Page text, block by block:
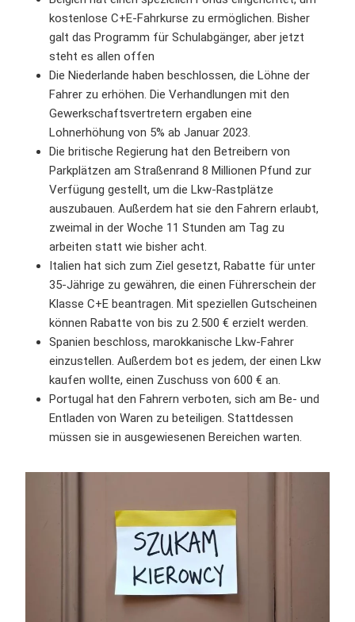
kostenlose C+E-Fahrkurse zu ermöglichen. Bisher
galt das Programm für Schulabgänger, aber jetzt
steht es allen offen
Die Niederlande haben beschlossen, die Löhne der
Fahrer zu erhöhen. Die Verhandlungen mit den
Gewerkschaftsvertretern ergaben eine
Lohnerhöhung von 5% ab Januar 2023.
Die britische Regierung hat den Betreibern von
Parkplätzen am Straßenrand 8 Millionen Pfund zur
Verfügung gestellt, um die Lkw-Rastplätze
auszubauen. Außerdem hat sie den Fahrern erlaubt,
zweimal in der Woche 11 Stunden am Tag zu
arbeiten statt wie bisher acht.
Italien hat sich zum Ziel gesetzt, Rabatte für unter
35-Jährige zu gewähren, die einen Führerschein der
Klasse C+E beantragen. Mit speziellen Gutscheinen
können Rabatte von bis zu 2.500 € erzielt werden.
Spanien beschloss, marokkanische Lkw-Fahrer
einzustellen. Außerdem bot es jedem, der einen Lkw
kaufen wollte, einen Zuschuss von 600 € an.
Portugal hat den Fahrern verboten, sich am Be- und
Entladen von Waren zu beteiligen. Stattdessen
müssen sie in ausgewiesenen Bereichen warten.